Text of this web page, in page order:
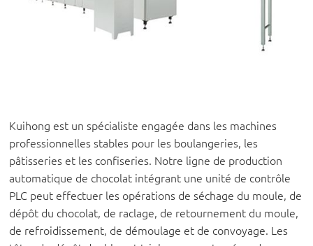
Kuihong est un spécialiste engagée dans les machines
professionnelles stables pour les boulangeries, les
pâtisseries et les confiseries. Notre ligne de production
automatique de chocolat intégrant une unité de contrôle
PLC peut effectuer les opérations de séchage du moule, de
dépôt du chocolat, de raclage, de retournement du moule,
de refroidissement, de démoulage et de convoyage. Les